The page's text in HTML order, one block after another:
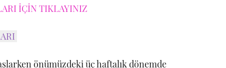
İÇİN TIKLAYINIZ
önümüzdeki üç haftalık dönemde